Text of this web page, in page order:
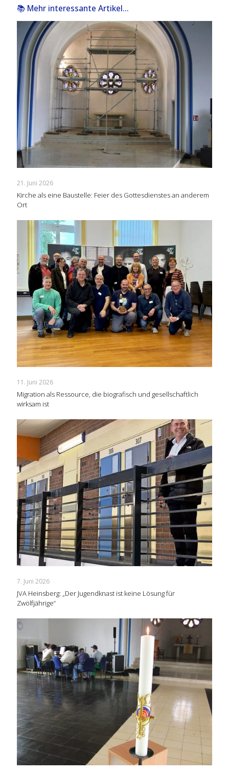
📚 Mehr interessante Artikel...
21. Juni 2026
Kirche als eine Baustelle: Feier des Gottesdienstes an anderem
Ort
11. Juni 2026
Migration als Ressource, die biografisch und gesellschaftlich
wirksam ist
7. Juni 2026
JVA Heinsberg: „Der Jugendknast ist keine Lösung für
Zwölfjährige“